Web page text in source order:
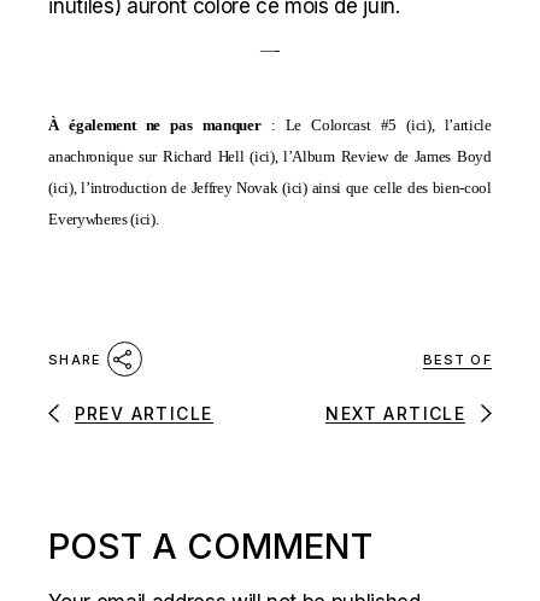
inutiles) auront coloré ce mois de juin.
—-
À également ne pas manquer: Le Colorcast #5 (ici), l’article
anachronique sur Richard Hell (ici), l’Album Review de James Boyd
(ici), l’introduction de Jeffrey Novak (ici) ainsi que celle des bien-cool
Everywheres (ici).
SHARE BEST OF
PREV ARTICLE NEXT ARTICLE
POST A COMMENT